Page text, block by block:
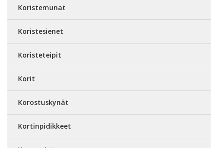
Koristemunat
Koristesienet
Koristeteipit
Korit
Korostuskynät
Kortinpidikkeet